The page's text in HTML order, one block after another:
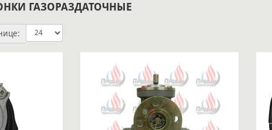
ГАЗОРАЗДАТОЧНЫЕ